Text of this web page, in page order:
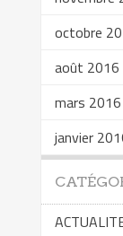
octobre
août 2016
mars 2016
janvier